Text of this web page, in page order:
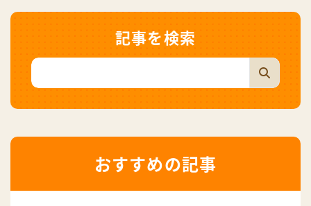
記事を検索
おすすめの記事